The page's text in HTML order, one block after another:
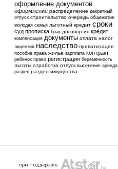
оформление документов
оформление распределение декретный
отпуск строительство очередь общежитие
молодая семья льготный кредит сроки
суд прописка брак договор ип кредит
компенсация документы оплата налог
лицензия наследство приватизация
пособие права жилье зарплата контракт
ребенок право регистрация беременность
льготы отработка отпуск выселение аренда
раздел раздел имущества